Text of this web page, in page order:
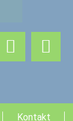
Kontakt